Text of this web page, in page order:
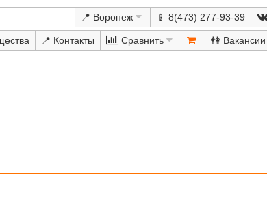
📍 Воронеж 📱 8(473) 277-93-39
📍 Сравнить 👫